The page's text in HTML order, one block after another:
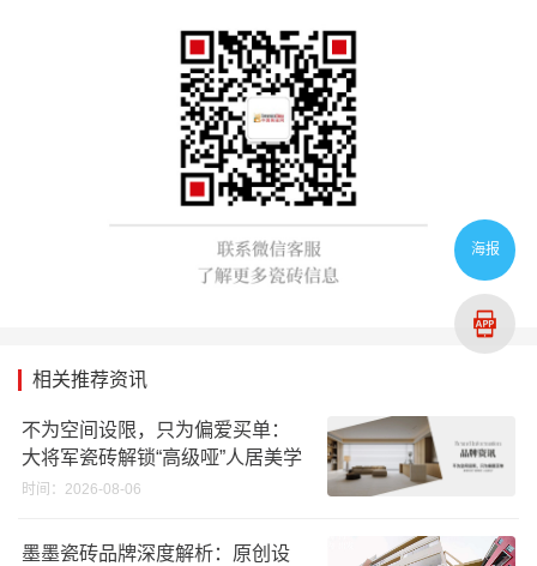
相关推荐资讯
不为空间设限，只为偏爱买单：
大将军瓷砖解锁“高级哑”人居美学
时间：2026-08-06
墨墨瓷砖品牌深度解析：原创设
海报